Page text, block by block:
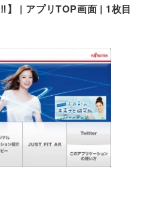
】 | アプリTOP画面 | 1枚目